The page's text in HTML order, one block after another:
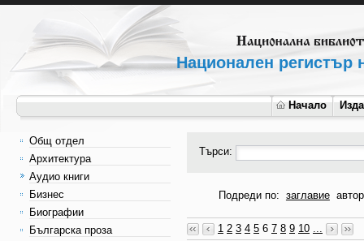
Национален регистър
Начало
Общ отдел
Архитектура
Аудио книги
Бизнес
Биографии
Българска проза
Търси:
Подреди по: заглавие автор
1 2 3 4 5 6 7 8 9 10 ...